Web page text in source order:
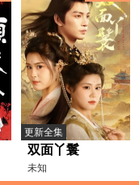
更新全集
双面丫鬟
未知